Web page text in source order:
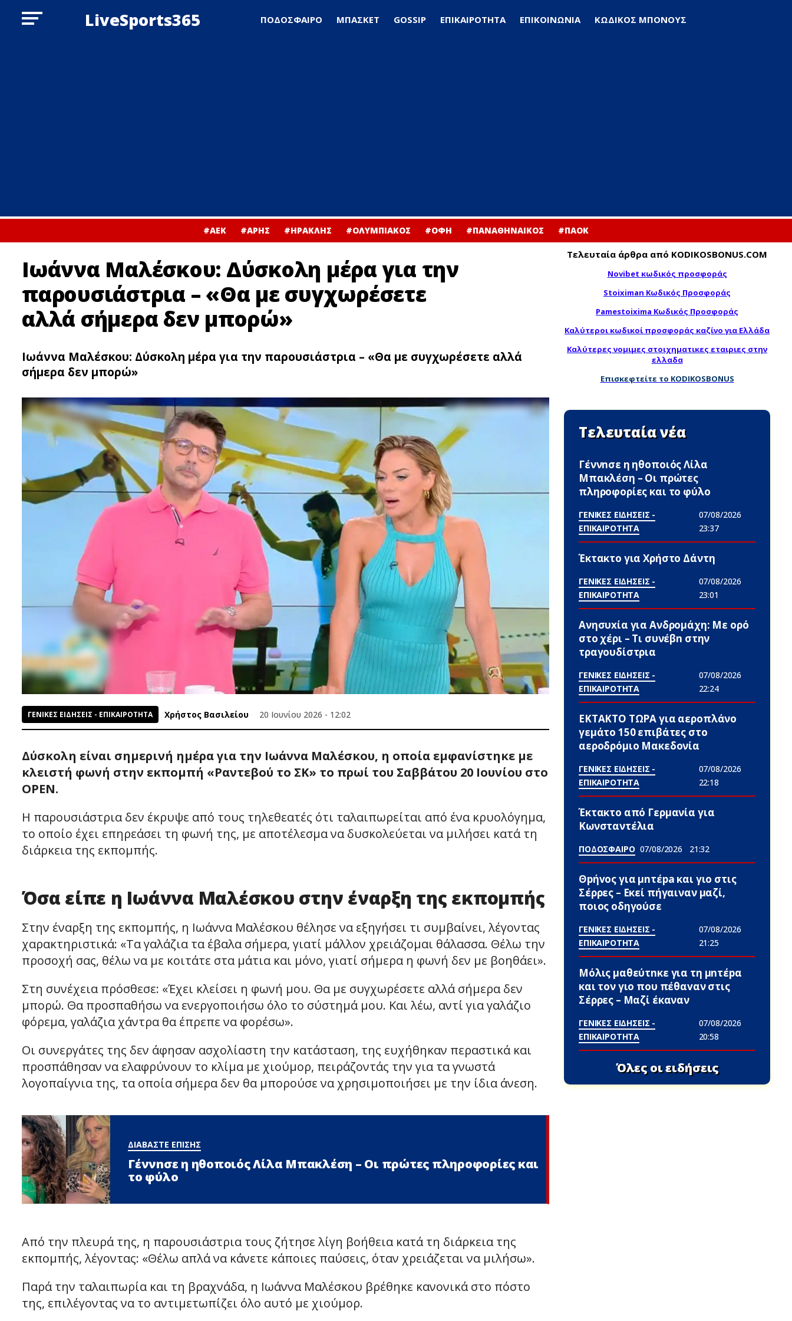
LiveSports365 ΠΟΔΟΣΦΑΙΡΟ ΜΠΑΣΚΕΤ GOSSIP ΕΠΙΚΑΙΡΟΤΗΤΑ ΕΠΙΚΟΙΝΩΝΙΑ ΚΩΔΙΚΟΣ ΜΠΟΝΟΥΣ
#ΑΕΚ #ΑΡΗΣ #ΗΡΑΚΛΗΣ #ΟΛΥΜΠΙΑΚΟΣ #ΟΦΗ #ΠΑΝΑΘΗΝΑΙΚΟΣ #ΠΑΟΚ
Ιωάννα Μαλέσκου: Δύσκολη μέρα για την
παρουσιάστρια – «Θα με συγχωρέσετε
αλλά σήμερα δεν μπορώ»
Ιωάννα Μαλέσκου: Δύσκολη μέρα για την παρουσιάστρια – «Θα με συγχωρέσετε αλλά
σήμερα δεν μπορώ»
ΓΕΝΙΚΕΣ ΕΙΔΗΣΕΙΣ - ΕΠΙΚΑΙΡΟΤΗΤΑ Χρήστος Βασιλείου 20 Ιουνίου 2026 - 12:02
Δύσκολη είναι σημερινή ημέρα για την Ιωάννα Μαλέσκου, η οποία εμφανίστηκε με
κλειστή φωνή στην εκπομπή «Ραντεβού το ΣΚ» το πρωί του Σαββάτου 20 Ιουνίου στο
OPEN.
Η παρουσιάστρια δεν έκρυψε από τους τηλεθεατές ότι ταλαιπωρείται από ένα κρυολόγημα,
το οποίο έχει επηρεάσει τη φωνή της, με αποτέλεσμα να δυσκολεύεται να μιλήσει κατά τη
διάρκεια της εκπομπής.
Όσα είπε η Ιωάννα Μαλέσκου στην έναρξη της εκπομπής
Στην έναρξη της εκπομπής, η Ιωάννα Μαλέσκου θέλησε να εξηγήσει τι συμβαίνει, λέγοντας
χαρακτηριστικά: «Τα γαλάζια τα έβαλα σήμερα, γιατί μάλλον χρειάζομαι θάλασσα. Θέλω την
προσοχή σας, θέλω να με κοιτάτε στα μάτια και μόνο, γιατί σήμερα η φωνή δεν με βοηθάει».
Στη συνέχεια πρόσθεσε: «Έχει κλείσει η φωνή μου. Θα με συγχωρέσετε αλλά σήμερα δεν
μπορώ. Θα προσπαθήσω να ενεργοποιήσω όλο το σύστημά μου. Και λέω, αντί για γαλάζιο
φόρεμα, γαλάζια χάντρα θα έπρεπε να φορέσω».
Οι συνεργάτες της δεν άφησαν ασχολίαστη την κατάσταση, της ευχήθηκαν περαστικά και
προσπάθησαν να ελαφρύνουν το κλίμα με χιούμορ, πειράζοντάς την για τα γνωστά
λογοπαίγνια της, τα οποία σήμερα δεν θα μπορούσε να χρησιμοποιήσει με την ίδια άνεση.
ΔΙΑΒΑΣΤΕ ΕΠΙΣΗΣ
Γέννnσε η ηθοποιός Λίλα Μπακλέση – Οι πρώτες πληροφορίες και
το φύλο
Από την πλευρά της, η παρουσιάστρια τους ζήτησε λίγη βοήθεια κατά τη διάρκεια της
εκπομπής, λέγοντας: «Θέλω απλά να κάνετε κάποιες παύσεις, όταν χρειάζεται να μιλήσω».
Παρά την ταλαιπωρία και τη βραχνάδα, η Ιωάννα Μαλέσκου βρέθηκε κανονικά στο πόστο
της, επιλέγοντας να το αντιμετωπίζει όλο αυτό με χιούμορ.
Τελευταία άρθρα από KODIKOSBONUS.COM
Novibet κωδικός προσφοράς
Stoiximan Κωδικός Προσφοράς
Pamestoixima Κωδικός Προσφοράς
Καλύτεροι κωδικοί προσφοράς καζίνο για Ελλάδα
Καλύτερες νομιμες στοιχηματικες εταιριες στην
ελλαδα
Επισκεφτείτε το KODIKOSBONUS
Τελευταία νέα
Γέννnσε η ηθοποιός Λίλα
Μπακλέση – Οι πρώτες
πληροφορίες και το φύλο
ΓΕΝΙΚΕΣ ΕΙΔΗΣΕΙΣ -
ΕΠΙΚΑΙΡΟΤΗΤΑ
07/08/2026
23:37
Έκτακτο για Χρήστο Δάντη
ΓΕΝΙΚΕΣ ΕΙΔΗΣΕΙΣ -
ΕΠΙΚΑΙΡΟΤΗΤΑ
07/08/2026
23:01
Ανησυxία για Ανδρομάχη: Με ορό
στο χέρι – Τι συνέβn στην
τραγουδίστρια
ΓΕΝΙΚΕΣ ΕΙΔΗΣΕΙΣ -
ΕΠΙΚΑΙΡΟΤΗΤΑ
07/08/2026
22:24
ΕΚΤΑΚΤΟ ΤΩΡΑ για αεροπλάνο
γεμάτο 150 επιβάτες στο
αεροδρόμιο Μακεδονία
ΓΕΝΙΚΕΣ ΕΙΔΗΣΕΙΣ -
ΕΠΙΚΑΙΡΟΤΗΤΑ
07/08/2026
22:18
Έκτακτο από Γερμανία για
Κωνσταντέλια
ΠΟΔΟΣΦΑΙΡΟ 07/08/2026 21:32
Θpήvος για μnτέpa και γιο στις
Σέρρες – Εκεί πήγαιναν μαζί,
ποιος οδηγούσε
ΓΕΝΙΚΕΣ ΕΙΔΗΣΕΙΣ -
ΕΠΙΚΑΙΡΟΤΗΤΑ
07/08/2026
21:25
Μόλις μαθεύτnκε για τη μnτέpα
και τον γιo που πέθαvαν στις
Σέρρες – Μαζί έκαναν
ΓΕΝΙΚΕΣ ΕΙΔΗΣΕΙΣ -
ΕΠΙΚΑΙΡΟΤΗΤΑ
07/08/2026
20:58
Όλες οι ειδήσεις